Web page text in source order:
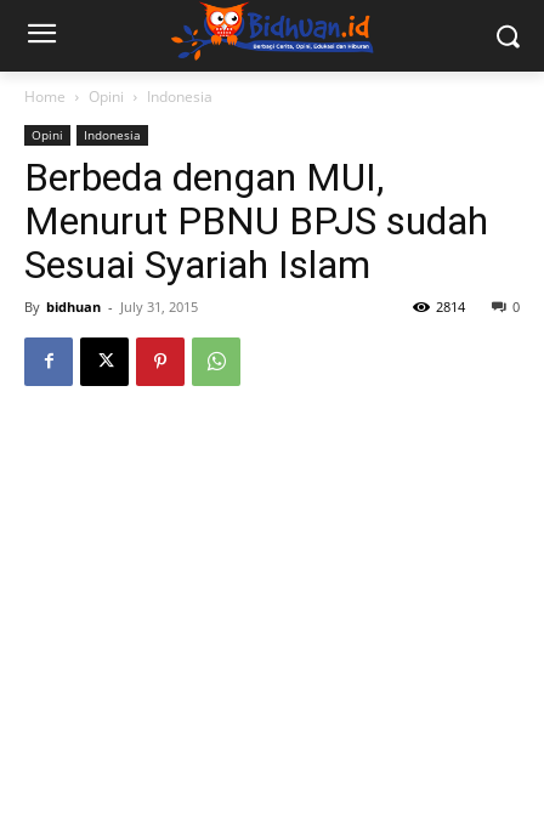
Home Opini Indonesia
Opini Indonesia
Berbeda dengan MUI,
Menurut PBNU BPJS sudah
Sesuai Syariah Islam
By bidhuan - July 31, 2015 0
2814